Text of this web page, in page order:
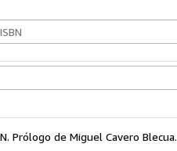
Prólogo de Miguel Cavero Blecua.